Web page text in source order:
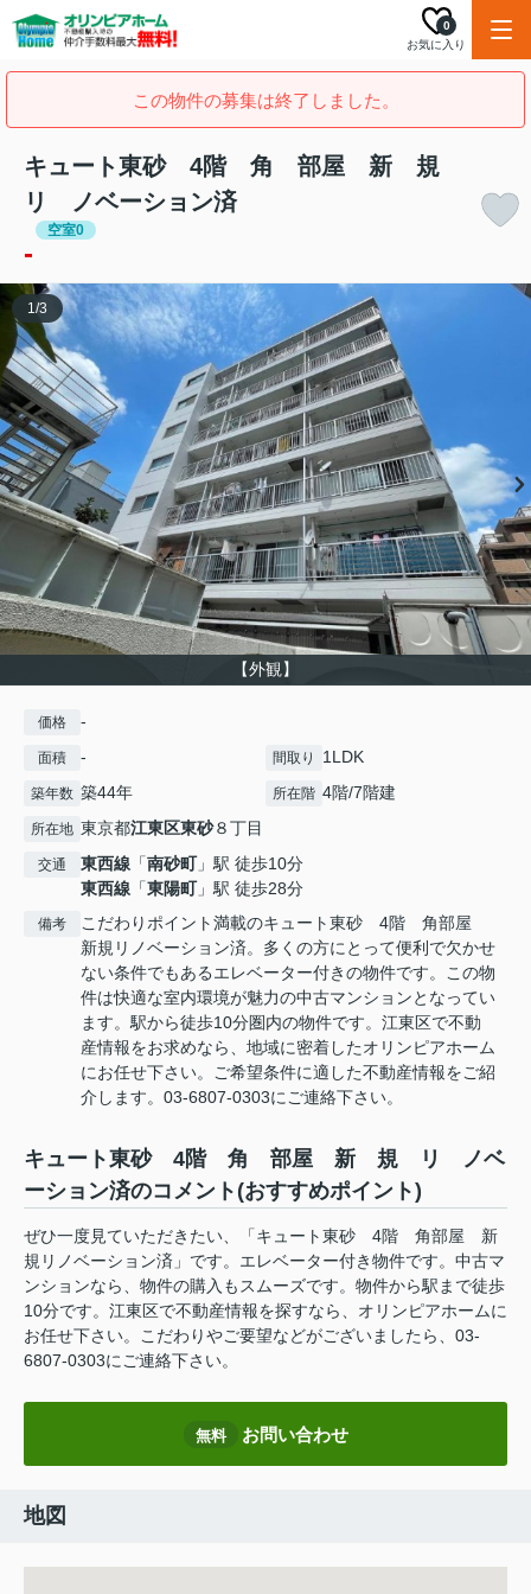
お気に入り
0
この物件の募集は終了しました。
キュート東砂 4階 角 部屋 新 規
リ ノベーション済
空室0
-
【外観】
1/3
価格 -
面積 - 間取り 1LDK
築年数 築44年 所在階 4階/7階建
所在地 東京都江東区東砂８丁目
交通 東西線 「南砂町」駅 徒歩10分
東西線 「東陽町」駅 徒歩28分
備考
こだわりポイント満載のキュート東砂 4階 角部屋
新規リノベーション済。多くの方にとって便利で欠かせ
ない条件でもあるエレベーター付きの物件です。この物
件は快適な室内環境が魅力の中古マンションとなってい
ます。駅から徒歩10分圏内の物件です。江東区で不動
産情報をお求めなら、地域に密着したオリンピアホーム
にお任せ下さい。ご希望条件に適した不動産情報をご紹
介します。03-6807-0303にご連絡下さい。
キュート東砂 4階 角 部屋 新 規 リ ノベ
ーション済のコメント(おすすめポイント)
ぜひ一度見ていただきたい、「キュート東砂 4階 角部屋 新
規リノベーション済」です。エレベーター付き物件です。中古マ
ンションなら、物件の購入もスムーズです。物件から駅まで徒歩
10分です。江東区で不動産情報を探すなら、オリンピアホームに
お任せ下さい。こだわりやご要望などがございましたら、03-
6807-0303にご連絡下さい。
無料 お問い合わせ
地図